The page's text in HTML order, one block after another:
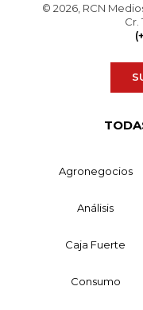
© 2026, RCN
Cr.
Agronegocios
Análisis
Caja Fuerte
Consumo